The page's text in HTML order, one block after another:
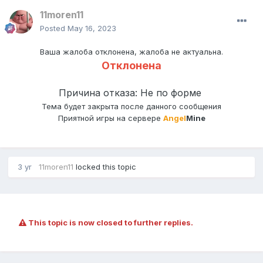
11moren11
Posted May 16, 2023
Ваша жалоба отклонена, жалоба не актуальна.
Отклонена
Причина отказа: Не по форме
Тема будет закрыта после данного сообщения
Приятной игры на сервере AngelMine
3 yr 11moren11 locked this topic
This topic is now closed to further replies.